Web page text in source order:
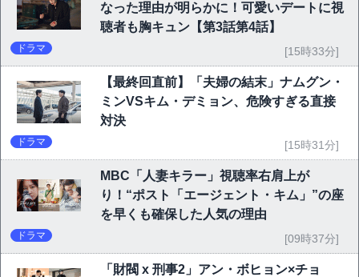
なった理由が明らかに！可愛いデートに視
聴者も胸キュン【第3話第4話】
ドラマ [15時33分]
【最終回直前】「夫婦の結末」ナムグン・
ミンVSキム・デミョン、危険すぎる直接
対決
ドラマ [15時31分]
MBC「人妻キラー」視聴率右肩上が
り！“ポスト「エージェント・キム」”の座
を早くも確保した人気の理由
ドラマ [09時37分]
「財閥 x 刑事2」アン・ボヒョン×チョ